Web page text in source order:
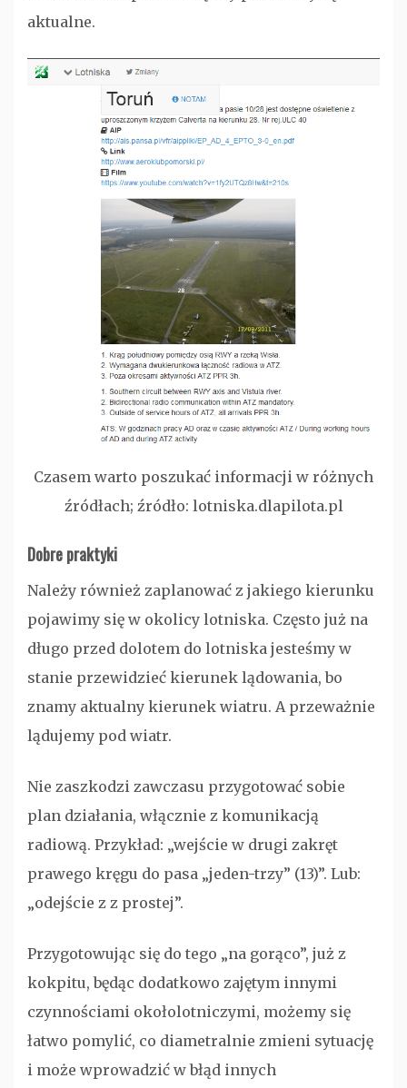
aktualne.
Czasem warto poszukać informacji w różnych
źródłach; źródło: lotniska.dlapilota.pl
Dobre praktyki
Należy również zaplanować z jakiego kierunku
pojawimy się w okolicy lotniska. Często już na
długo przed dolotem do lotniska jesteśmy w
stanie przewidzieć kierunek lądowania, bo
znamy aktualny kierunek wiatru. A przeważnie
lądujemy pod wiatr.
Nie zaszkodzi zawczasu przygotować sobie
plan działania, włącznie z komunikacją
radiową. Przykład: „wejście w drugi zakręt
prawego kręgu do pasa „jeden-trzy” (13)”. Lub:
„odejście z z prostej”.
Przygotowując się do tego „na gorąco”, już z
kokpitu, będąc dodatkowo zajętym innymi
czynnościami okołolotniczymi, możemy się
łatwo pomylić, co diametralnie zmieni sytuację
i może wprowadzić w błąd innych